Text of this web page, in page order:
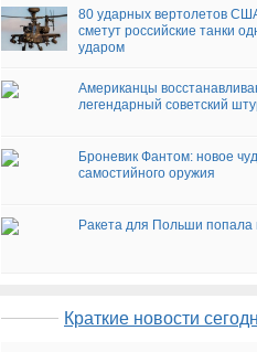
80 ударных вертолетов
сметут российские танки
ударом
Американцы
легендарный советский
Броневик Фантом: новое
самостийного оружия
Ракета для Польши попала
Краткие новости